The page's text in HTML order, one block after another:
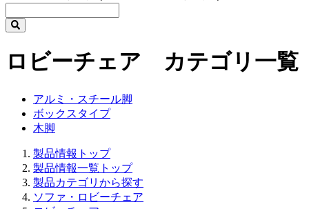
ロビーチェア カテゴリ一覧
アルミ・スチール脚
ボックスタイプ
木脚
製品情報トップ
製品情報一覧トップ
製品カテゴリから探す
ソファ・ロビーチェア